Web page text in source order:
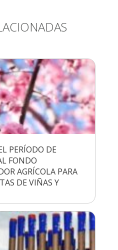
PERÍODO DE
FONDO
AGRÍCOLA PARA
DE VIÑAS Y